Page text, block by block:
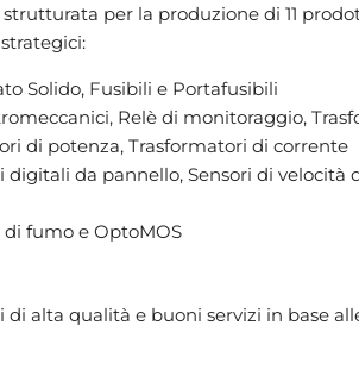
per la produzione di 11
Solido, Fusibili e Portafusibili
Relè di monitoraggio,
di potenza, Trasformatori di corrente
digitali da pannello, Sensori di velocità
fumo e OptoMOS
alta qualità e buoni servizi in base